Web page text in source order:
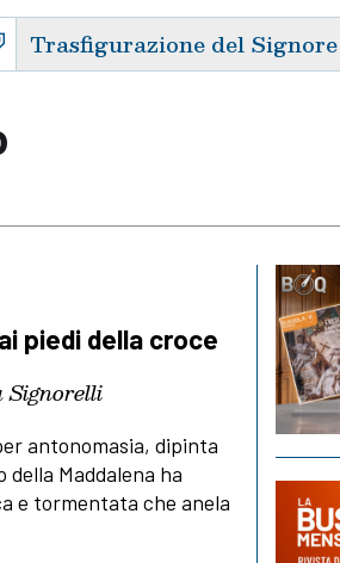
Trasfigurazione del Signore
piedi della croce
Signorelli
antonomasia, dipinta
Maddalena ha
e tormentata che anela